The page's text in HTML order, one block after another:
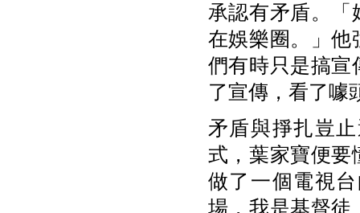
承認有矛盾。「
在娛樂圈。」他
們有時只是搞宣
了宣傳，看了噱
矛盾與掙扎豈
式，葉家寶便要
做了一個電視
場，我是基督徒